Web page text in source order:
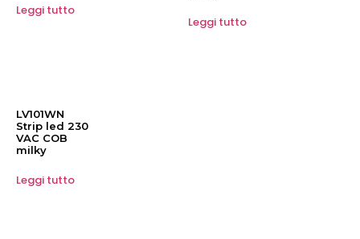
Leggi tutto
Leggi tutto
LV101WN
Strip led 230
VAC COB
milky
Leggi tutto